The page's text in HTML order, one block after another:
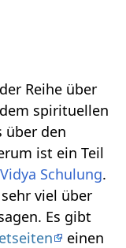
Reihe über
spirituellen
über den
ist ein Teil
Schulung.
viel über
Es gibt
einen